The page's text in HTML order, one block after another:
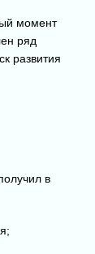
момент
ряд
развития
в